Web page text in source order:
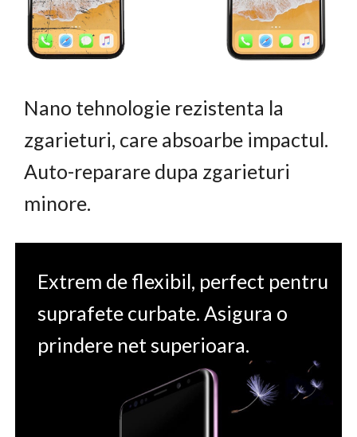
Nano tehnologie rezistenta la
zgarieturi, care absoarbe impactul.
Auto-reparare dupa zgarieturi
minore.
Extrem de flexibil, perfect pentru
suprafete curbate. Asigura o
prindere net superioara.